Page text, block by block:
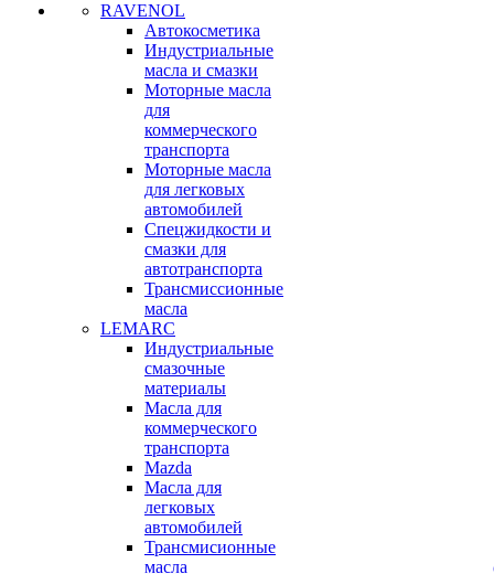
RAVENOL
Автокосметика
Индустриальные
масла и смазки
Моторные масла
для
коммерческого
транспорта
Моторные масла
для легковых
автомобилей
Спецжидкости и
смазки для
автотранспорта
Трансмиссионные
масла
LEMARC
Индустриальные
смазочные
материалы
Масла для
коммерческого
транспорта
Mazda
Масла для
легковых
автомобилей
Трансмисионные
масла